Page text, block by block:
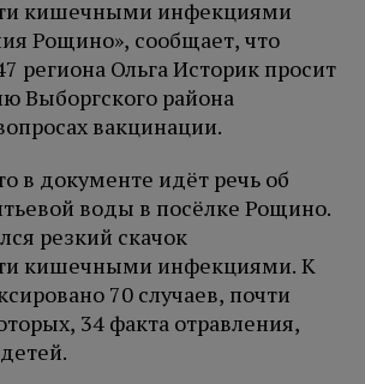
кишечными инфекциями
Рощино», сообщает, что
региона Ольга Историк просит
Выборгского района
вакцинации.
в документе идёт речь об
воды в посёлке Рощино.
резкий скачок
кишечными инфекциями. К
70 случаев, почти
34 факта отравления,